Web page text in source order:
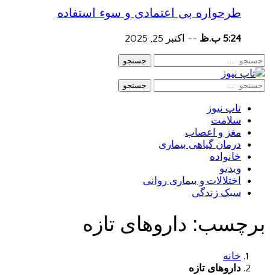
طرحواره بی اعتمادی و سوء استفاده
5:24 ب.ظ -- اکتبر 25, 2025
جستجو
جستجو
تاپ نیوز
سلامت
مغز و اعصاب
درمان گیاهی بیماری
خانواده
ویدیو
اختلالات و بیماری روانی
سبک زندگی
برچسب: داروهای تازه
خانه
داروهای تازه